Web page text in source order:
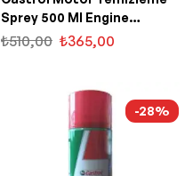
Sprey 500 Ml Engine
Degreaser
₺510,00 ₺365,00
-28%